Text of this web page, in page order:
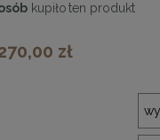
kupiło ten produkt
zł